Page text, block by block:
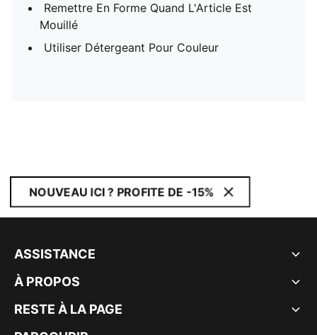
Remettre En Forme Quand L'Article Est
Mouillé
Utiliser Détergeant Pour Couleur
NOUVEAU ICI ? PROFITE DE -15%
ASSISTANCE
À PROPOS
RESTE À LA PAGE